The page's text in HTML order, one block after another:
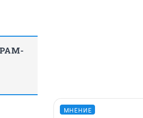
МНЕНИЕ